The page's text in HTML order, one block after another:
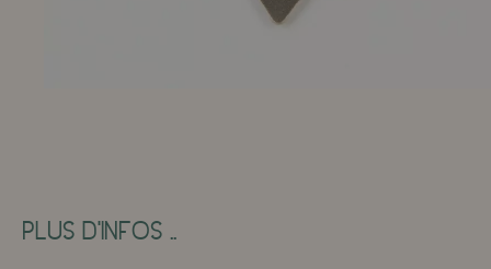
PLUS D'INFOS ..